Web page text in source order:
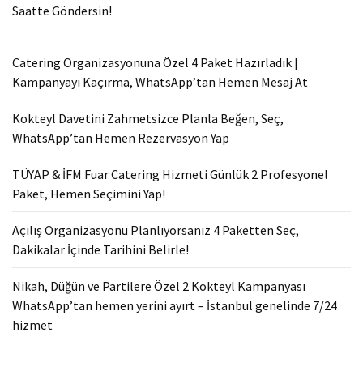
Saatte Göndersin!
Catering Organizasyonuna Özel 4 Paket Hazırladık |
Kampanyayı Kaçırma, WhatsApp’tan Hemen Mesaj At
Kokteyl Davetini Zahmetsizce Planla Beğen, Seç,
WhatsApp’tan Hemen Rezervasyon Yap
TÜYAP & İFM Fuar Catering Hizmeti Günlük 2 Profesyonel
Paket, Hemen Seçimini Yap!
Açılış Organizasyonu Planlıyorsanız 4 Paketten Seç,
Dakikalar İçinde Tarihini Belirle!
Nikah, Düğün ve Partilere Özel 2 Kokteyl Kampanyası
WhatsApp’tan hemen yerini ayırt – İstanbul genelinde 7/24
hizmet